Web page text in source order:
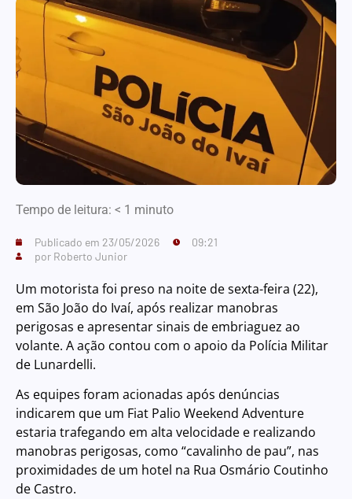
Tempo de leitura: < 1 minuto
Publicado em 23/05/2026
09:21
por Roberto Junior
Um motorista foi preso na noite de sexta-feira (22),
em São João do Ivaí, após realizar manobras
perigosas e apresentar sinais de embriaguez ao
volante. A ação contou com o apoio da Polícia Militar
de Lunardelli.
As equipes foram acionadas após denúncias
indicarem que um Fiat Palio Weekend Adventure
estaria trafegando em alta velocidade e realizando
manobras perigosas, como “cavalinho de pau”, nas
proximidades de um hotel na Rua Osmário Coutinho
de Castro.